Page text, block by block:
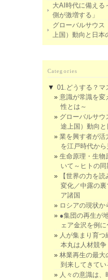
大AI時代に備える
側が激増する」
グローバルサウス
上国）動向と日本
Categories
▼ 01.どうする？マ
意識が常識を変
性とは～
グローバルサウ
途上国）動向
業を興す者が活
を江戸時代から
生命原理・生物
いて～ヒトの
【世界の力を
変化／中露の
ア諸国
ロシアの現状か
●集団の再生が
ェア金沢を例に
人が集まり育
本丸は人材競争
林業再生の最大
到来してきてい
人々の意識は